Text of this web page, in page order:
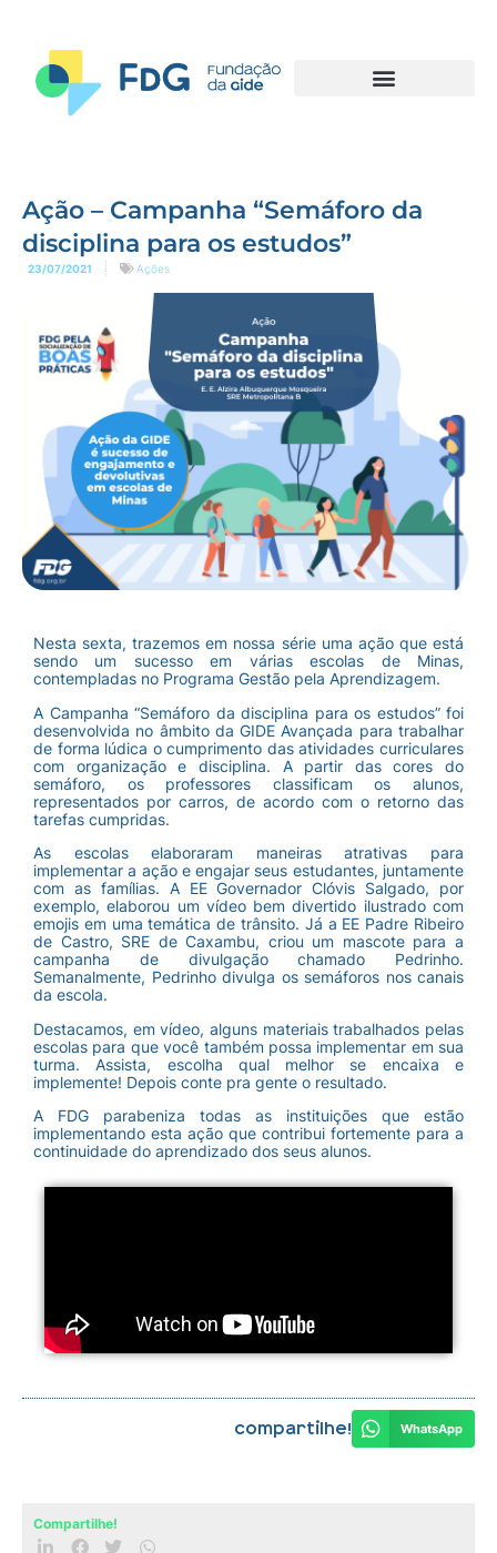
Ação – Campanha “Semáforo da
disciplina para os estudos”
23/07/2021 Ações
Nesta sexta, trazemos em nossa série uma ação que está
sendo um sucesso em várias escolas de Minas,
contempladas no Programa Gestão pela Aprendizagem.
A Campanha “Semáforo da disciplina para os estudos” foi
desenvolvida no âmbito da GIDE Avançada para trabalhar
de forma lúdica o cumprimento das atividades curriculares
com organização e disciplina. A partir das cores do
semáforo, os professores classificam os alunos,
representados por carros, de acordo com o retorno das
tarefas cumpridas.
As escolas elaboraram maneiras atrativas para
implementar a ação e engajar seus estudantes, juntamente
com as famílias. A EE Governador Clóvis Salgado, por
exemplo, elaborou um vídeo bem divertido ilustrado com
emojis em uma temática de trânsito. Já a EE Padre Ribeiro
de Castro, SRE de Caxambu, criou um mascote para a
campanha de divulgação chamado Pedrinho.
Semanalmente, Pedrinho divulga os semáforos nos canais
da escola.
Destacamos, em vídeo, alguns materiais trabalhados pelas
escolas para que você também possa implementar em sua
turma. Assista, escolha qual melhor se encaixa e
implemente! Depois conte pra gente o resultado.
A FDG parabeniza todas as instituições que estão
implementando esta ação que contribui fortemente para a
continuidade do aprendizado dos seus alunos.
Compartilhe! WhatsApp
Compartilhe!